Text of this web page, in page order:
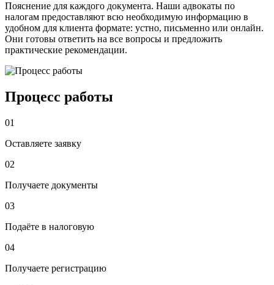
Пояснение для каждого документа. Наши адвокаты по
налогам предоставляют всю необходимую информацию в
удобном для клиента формате: устно, письменно или онлайн.
Они готовы ответить на все вопросы и предложить
практические рекомендации.
Процесс работы
01
Оставляете заявку
02
Получаете документы
03
Подаёте в налоговую
04
Получаете регистрацию